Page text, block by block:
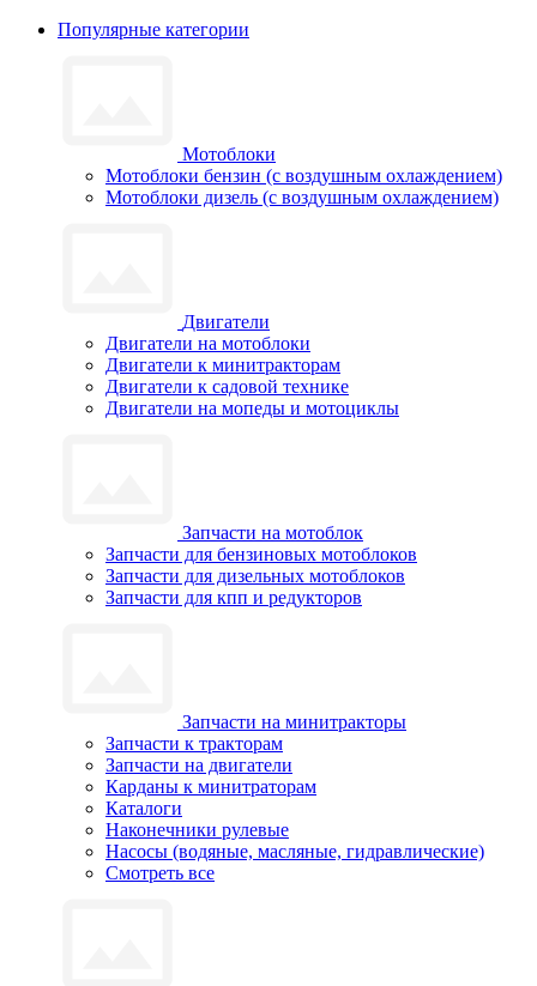
Популярные категории
Мотоблоки
Мотоблоки бензин (с воздушным охлаждением)
Мотоблоки дизель (с воздушным охлаждением)
Двигатели
Двигатели на мотоблоки
Двигатели к минитракторам
Двигатели к садовой технике
Двигатели на мопеды и мотоциклы
Запчасти на мотоблок
Запчасти для бензиновых мотоблоков
Запчасти для дизельных мотоблоков
Запчасти для кпп и редукторов
Запчасти на минитракторы
Запчасти к тракторам
Запчасти на двигатели
Карданы к минитраторам
Каталоги
Наконечники рулевые
Насосы (водяные, масляные, гидравлические)
Смотреть все